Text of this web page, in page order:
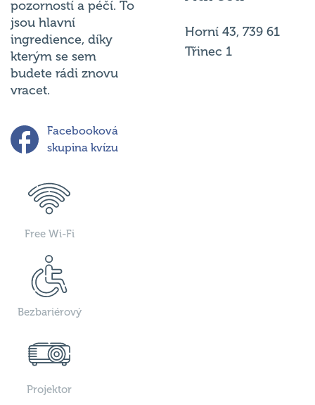
jsou hlavní
ingredience, díky
kterým se sem
budete rádi znovu
vracet.
skupina kvízu
Bezbariérový
Třinec 1